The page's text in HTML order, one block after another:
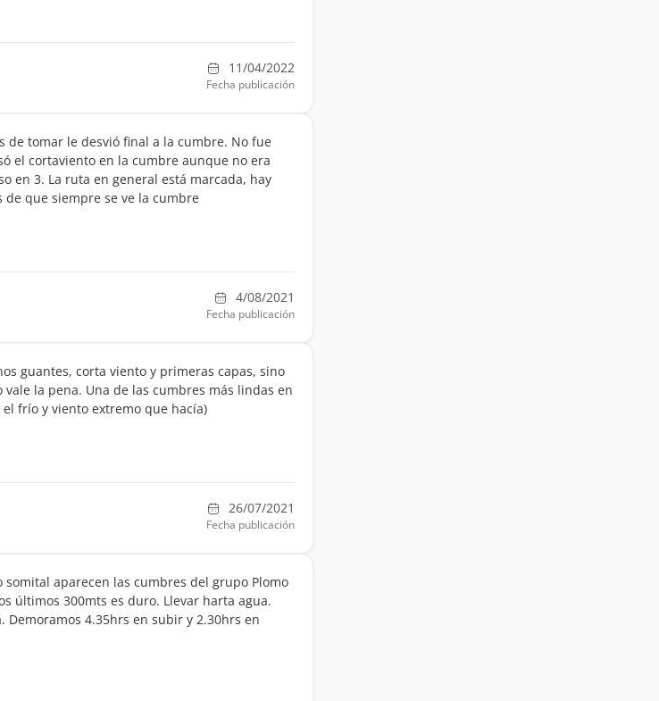
11/04/2022
Fecha publicación
de tomar le desvió final a la cumbre. No fue
el cortaviento en la cumbre aunque no era
en 3. La ruta en general está marcada, hay
que siempre se ve la cumbre
4/08/2021
Fecha publicación
guantes, corta viento y primeras capas, sino
la pena. Una de las cumbres más lindas en
frío y viento extremo que hacía)
26/07/2021
Fecha publicación
aparecen las cumbres del grupo Plomo
últimos 300mts es duro. Llevar harta agua.
Demoramos 4.35hrs en subir y 2.30hrs en